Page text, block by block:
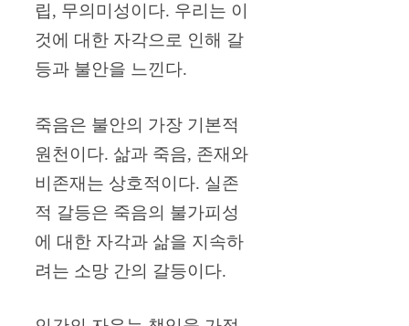
립, 무의미성이다. 우리는 이
것에 대한 자각으로 인해 갈
등과 불안을 느낀다.
죽음은 불안의 가장 기본적
원천이다. 삶과 죽음, 존재와
비존재는 상호적이다. 실존
적 갈등은 죽음의 불가피성
에 대한 자각과 삶을 지속하
려는 소망 간의 갈등이다.